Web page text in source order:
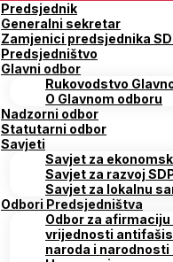
Predsjednik
Generalni sekretar
Zamjenici predsjednika
Predsjedništvo
Glavni odbor
Rukovodstvo
O Glavnom odboru
Nadzorni odbor
Statutarni odbor
Savjeti
Savjet za
Savjet za razvoj
Savjet za lokalnu
Odbori Predsjedništva
Odbor za
vrijednosti
naroda i narodnosti